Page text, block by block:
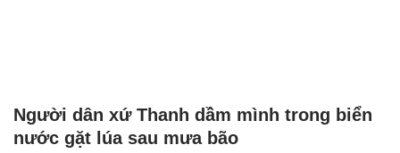
Người dân xứ Thanh dầm mình trong biển
nước gặt lúa sau mưa bão